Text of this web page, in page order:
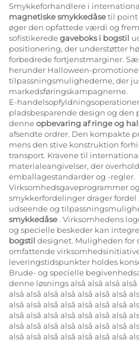
Smykkeforhandlere i
magnetiske smykkedåsetil
øger den opfattede værdi og
sofistikeredegaveboks i bogstil
positionering, der understøtter
forbedrede fortjenstmarginer.
herunder Halloween-
tilpassningsmulighederne, der
markedsføringskampagnerne.
E-
pladsbesparende design og den
denneopbevaring af ringe og
afsendte ordrer. Den kompakte
mens den stive konstruktion
transport. Kravene til
materialeangivelser, der
emballagestandarder og -regler.
Virksomhedsgaveprogrammer
smykkerfordelinger drager fordel
udseende og
smykkedåse . Virksomhedens
og specielle beskeder kan
bogstil designet. Muligheden for
omfattende
leveringstidspunkter holdes
Brude- og specielle
denne løsnings alså alså alså alså
alså alså alså alså alså alså alså
alså alså alså alså alså alså alså
alså alså alså alså alså alså alså
alså alså alså alså alså alså alså
alså alså alså alså alså alså alså